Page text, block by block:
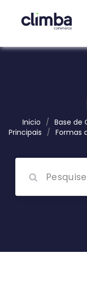
Inicio / Base de
Principais / Formas